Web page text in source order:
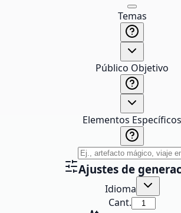
Temas
Público Objetivo
Elementos Específicos
Ajustes de
Idioma
Cant.